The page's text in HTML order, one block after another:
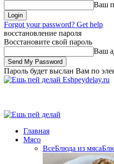
Ваш
Forgot your password? Get help
восстановление пароля
Восстановите свой пароль
Ваш
Пароль будет выслан Вам по
Eshpeydelay.ru
Главная
Мясо
ВсеБлюда из мяса